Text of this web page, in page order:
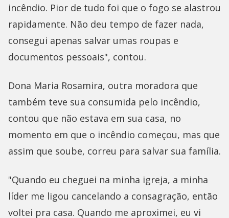
incêndio. Pior de tudo foi que o fogo se alastrou
rapidamente. Não deu tempo de fazer nada,
consegui apenas salvar umas roupas e
documentos pessoais", contou.
Dona Maria Rosamira, outra moradora que
também teve sua consumida pelo incêndio,
contou que não estava em sua casa, no
momento em que o incêndio começou, mas que
assim que soube, correu para salvar sua família.
"Quando eu cheguei na minha igreja, a minha
líder me ligou cancelando a consagração, então
voltei pra casa. Quando me aproximei, eu vi